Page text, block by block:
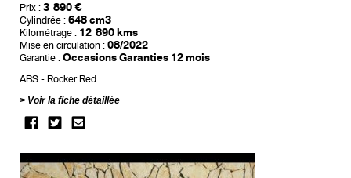
Prix : 3 890 €
Cylindrée : 648 cm3
Kilométrage : 12 890 kms
Mise en circulation : 08/2022
Garantie : Occasions Garanties 12 mois
ABS
Rocker Red
Voir la fiche détaillée